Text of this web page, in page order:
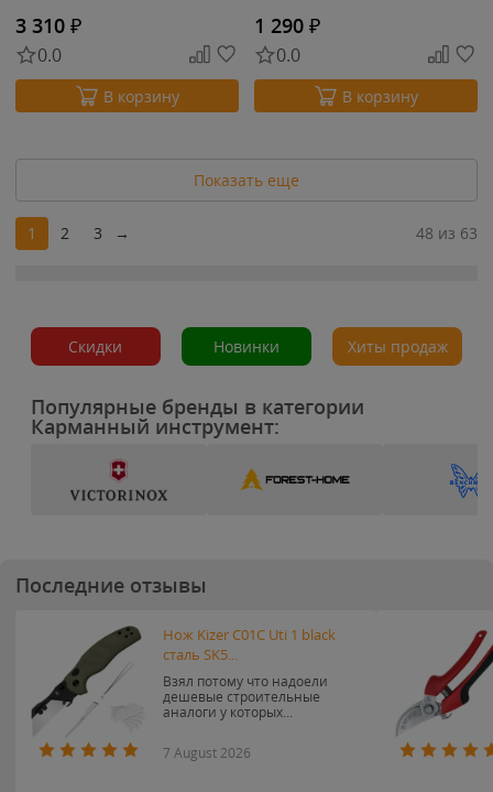
3 310 ₽
0.0
В корзину
1 290 ₽
0.0
В корзину
Показать еще
1 2 3 → 48 из 63
Скидки Новинки Хиты продаж
Популярные бренды в категории
Карманный инструмент:
Последние отзывы
Нож Kizer C01C Uti 1 black
сталь SK5...
Взял потому что надоели
дешевые строительные
аналоги у которых...
7 August 2026